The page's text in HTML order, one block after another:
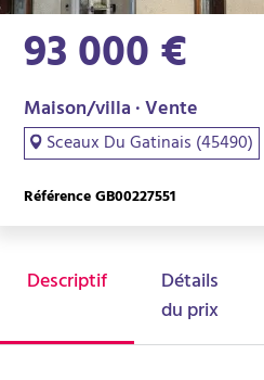
Maison/villa · Vente
Sceaux Du Gatinais (45490)
93 000 €
Référence GB00227551
Descriptif Détails
du prix